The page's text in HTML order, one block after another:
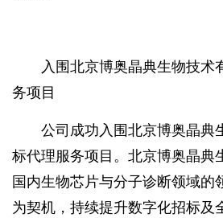
入围北京博奥晶典生物技术
务项目
公司成功入围北京博奥晶典
标代理服务项目。北京博奥晶典
国内生物芯片与分子诊断领域的
为契机，持续提升数字化招标及